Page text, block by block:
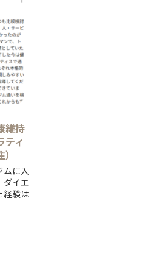
維持
ティ
ムに入
ダイエ
経験は